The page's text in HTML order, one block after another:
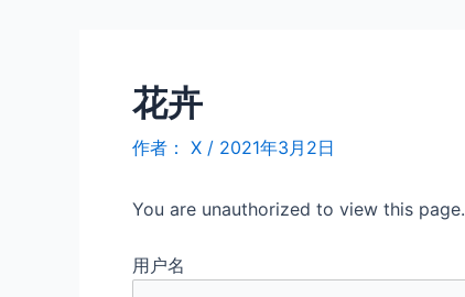
花卉
作者： X / 2021年3月2日
You are unauthorized to view this page.
用户名